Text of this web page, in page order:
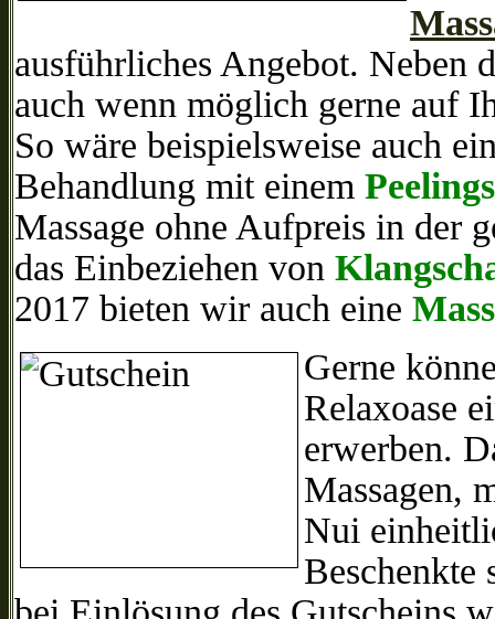
ausführliches Angebot. Neben
auch wenn möglich gerne auf
So wäre beispielsweise auch
Behandlung mit einem
Massage ohne Aufpreis in der
das Einbeziehen von
2017 bieten wir auch eine
Gerne
Relaxoase
erwerben.
Massagen,
Nui
Beschenkte